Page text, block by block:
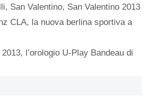
, San Valentino, San Valentino 2013
CLA, la nuova berlina sportiva a
l’orologio U-Play Bandeau di